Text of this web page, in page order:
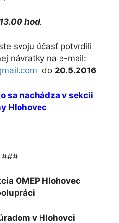
hod.
svoju účasť potvrdili
návratky na e-mail:
do 20.5.2016
sa nachádza v sekcii
Hlohovec
###
OMEP Hlohovec
v Hlohovci